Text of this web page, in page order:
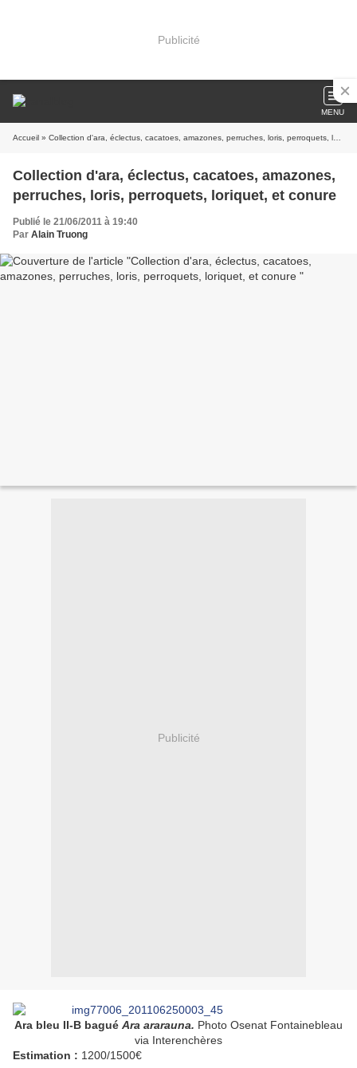
Publicité
MENU
Accueil » Collection d'ara, éclectus, cacatoes, amazones, perruches, loris, perroquets, loriquet, et conure
Collection d'ara, éclectus, cacatoes, amazones,
perruches, loris, perroquets, loriquet, et conure
Publié le 21/06/2011 à 19:40
Par Alain Truong
Publicité
Ara bleu II-B bagué Ara ararauna. Photo Osenat Fontainebleau
via Interenchères
Estimation : 1200/1500€